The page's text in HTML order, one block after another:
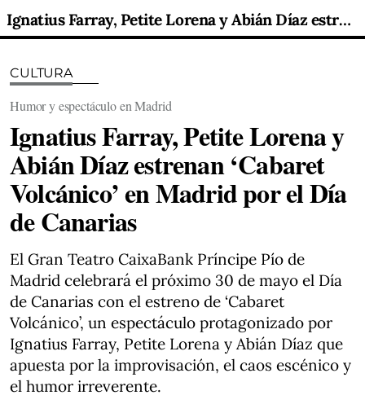
Ignatius Farray, Petite Lorena y Abián Díaz estrenan ‘Cabaret Volcánico’ en Madrid por el Día de Canarias
CULTURA
Humor y espectáculo en Madrid
Ignatius Farray, Petite Lorena y
Abián Díaz estrenan ‘Cabaret
Volcánico’ en Madrid por el Día
de Canarias
El Gran Teatro CaixaBank Príncipe Pío de
Madrid celebrará el próximo 30 de mayo el Día
de Canarias con el estreno de ‘Cabaret
Volcánico’, un espectáculo protagonizado por
Ignatius Farray, Petite Lorena y Abián Díaz que
apuesta por la improvisación, el caos escénico y
el humor irreverente.